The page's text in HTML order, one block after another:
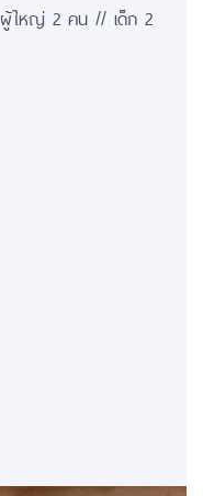
ผู้ใหญ่ 2 คน // เด็ก 2